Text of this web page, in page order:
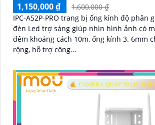
1,150,000 ₫
1,600,000 ₫
IPC-A52P-PRO trang bị ống kính độ phân
đèn Led trợ sáng giúp nhìn hình ảnh có
đêm khoảng cách 10m, ống kính 3. 6mm
rộng, hỗ trợ công...